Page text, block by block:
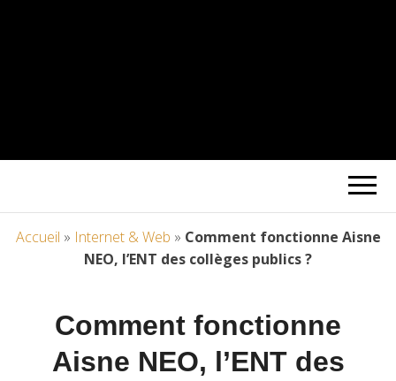
Accueil » Internet & Web » Comment fonctionne Aisne
NEO, l’ENT des collèges publics ?
Comment fonctionne
Aisne NEO, l’ENT des